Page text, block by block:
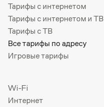
Тарифы с интернетом
Тарифы с интернетом и ТВ
Тарифы с ТВ
Все тарифы по адресу
Игровые тарифы
Wi-Fi
Интернет